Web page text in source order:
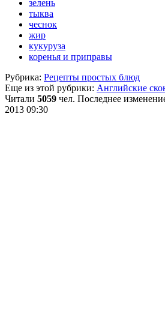
зелень
тыква
чеснок
жир
кукуруза
коренья и приправы
Рубрика: Рецепты простых блюд
Еще из этой рубрики: Английские
Читали 5059 чел. Последнее
2013 09:30